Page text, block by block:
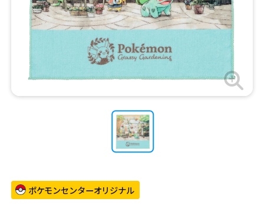
ポケモンセンターオリジナル